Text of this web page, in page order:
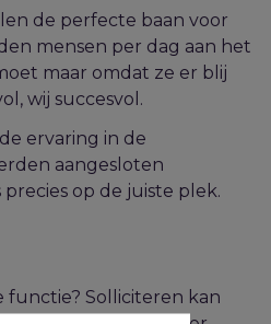
de perfecte baan voor
mensen per dag aan het
maar omdat ze er blij
wij succesvol.
ervaring in de
aangesloten
op de juiste plek.
functie? Solliciteren kan